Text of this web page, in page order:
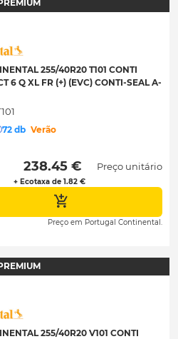
255/40R20 T101 CONTI
6 Q XL FR (+) (EVC) CONTI-SEAL A-
72 db Verão
238.45 €
+ Ecotaxa de 1.82 €
Preço unitário
Preço em Portugal Continental.
255/40R20 V101 CONTI